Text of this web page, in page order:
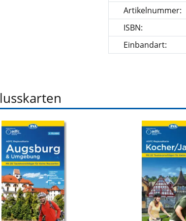
Artikelnummer:
ISBN:
Einbandart: